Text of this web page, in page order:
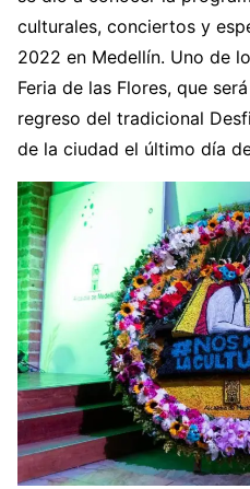
culturales, conciertos y
2022 en Medellín. Uno de
Feria de las Flores, que
regreso del tradicional
de la ciudad el último día